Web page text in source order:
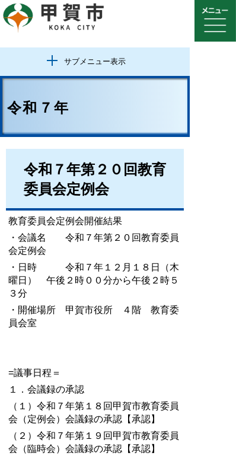
サブメニュー表示
令和７年
令和７年第２０回教育
委員会定例会
教育委員会定例会開催結果
・会議名 令和７年第２０回教育委員
会定例会
・日時 令和７年１２月１８日（木
曜日） 午後２時００分から午後２時５
３分
・開催場所 甲賀市役所 ４階 教育委
員会室
=議事日程＝
１．会議録の承認
（１）令和７年第１８回甲賀市教育委員
会（定例会）会議録の承認【承認】
（２）令和７年第１９回甲賀市教育委員
会（臨時会） 会議録の承認【承認】